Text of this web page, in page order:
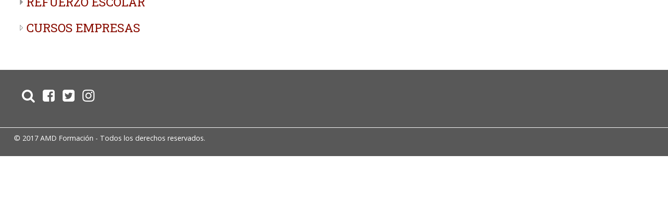
CURSOS EMPRESAS
© 2017 AMD Formación - Todos los derechos reservados.